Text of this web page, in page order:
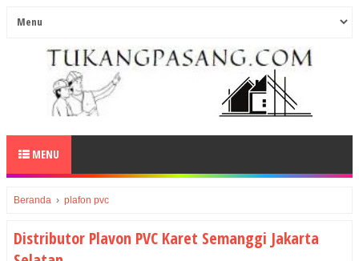
MENU
Beranda › plafon pvc
Distributor Plavon PVC Karet Semanggi Jakarta